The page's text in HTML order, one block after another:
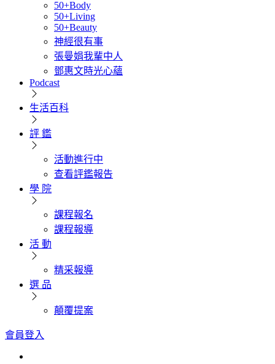
50+Body
50+Living
50+Beauty
神經很有事
張曼娟我輩中人
鄧惠文時光心蘊
Podcast
生活百科
評 鑑
活動進行中
查看評鑑報告
學 院
課程報名
課程報導
活 動
精采報導
選 品
顛覆提案
會員登入